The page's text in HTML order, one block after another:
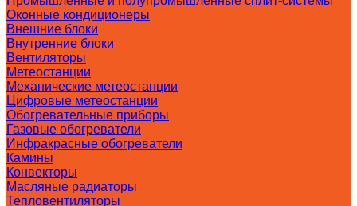
Оконные кондиционеры
Внешние блоки
Внутренние блоки
Вентиляторы
Метеостанции
Механические метеостанции
Цифровые метеостанции
Обогревательные приборы
Газовые обогреватели
Инфракрасные обогреватели
Камины
Конвекторы
Масляные радиаторы
Тепловентиляторы